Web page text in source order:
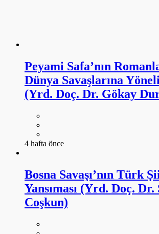
4 hafta önce
Bosna Savaşı’nın Türk
Yansıması (Yrd. Doç. Dr.
Coşkun)
4 hafta önce
Divan Şiirinde Savaş
Kılıç, Ok (Dr. Emel